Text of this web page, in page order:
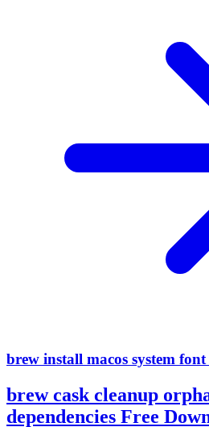
brew install macos system
brew cask cleanup
dependencies Free